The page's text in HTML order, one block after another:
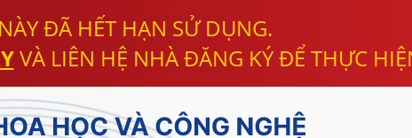
ĐÃ HẾT HẠN SỬ DỤNG.
VÀ LIÊN HỆ NHÀ ĐĂNG KÝ ĐỂ THỰC